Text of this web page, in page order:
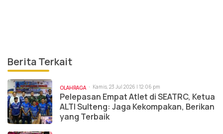
Berita Terkait
OLAHRAGA Kamis, 23 Jul 2026 | 12:06 pm
Pelepasan Empat Atlet di SEATRC, Ketua
ALTI Sulteng: Jaga Kekompakan, Berikan
yang Terbaik